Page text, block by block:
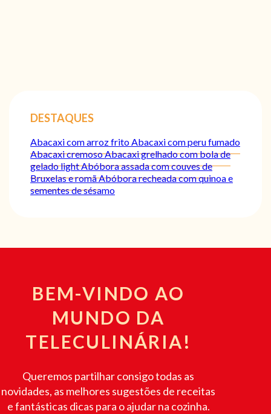
DESTAQUES
Abacaxi com arroz fritoAbacaxi com peru fumado
Abacaxi cremosoAbacaxi grelhado com bola de
gelado lightAbóbora assada com couves de
Bruxelas e romãAbóbora recheada com quinoa e
sementes de sésamo
BEM-VINDO AO
MUNDO DA
TELECULINÁRIA!
Queremos partilhar consigo todas as
novidades, as melhores sugestões de receitas
e fantásticas dicas para o ajudar na cozinha.